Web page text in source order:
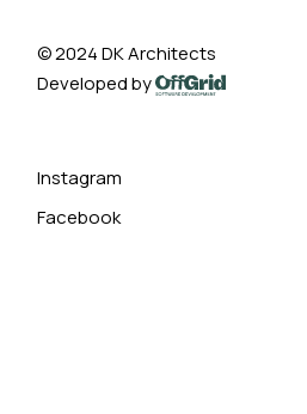
© 2024DK Architects
Developed by
Instagram
Facebook